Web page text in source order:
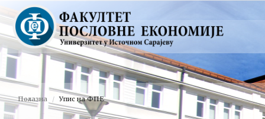
Полазна Упис на ФПЕ